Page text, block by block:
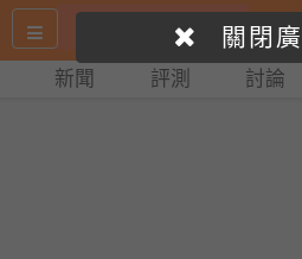
新聞 評測 討論
關閉